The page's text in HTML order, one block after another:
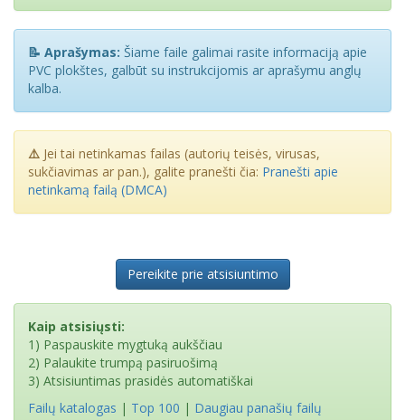
📝 Aprašymas: Šiame faile galimai rasite informaciją apie
PVC plokštes, galbūt su instrukcijomis ar aprašymu anglų
kalba.
⚠️ Jei tai netinkamas failas (autorių teisės, virusas,
sukčiavimas ar pan.), galite pranešti čia: Pranešti apie
netinkamą failą (DMCA)
Pereikite prie atsisiuntimo
Kaip atsisiųsti:
1) Paspauskite mygtuką aukščiau
2) Palaukite trumpą pasiruošimą
3) Atsisiuntimas prasidės automatiškai
Failų katalogas | Top 100 | Daugiau panašių failų